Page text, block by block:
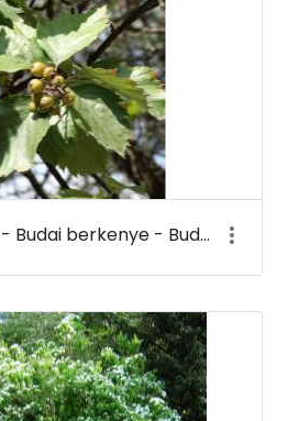
Sorbus semiincisa - Budai berkenye - Budai Arborétum